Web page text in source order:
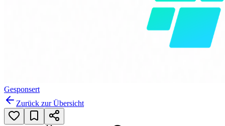
Gesponsert
Zurück zur Übersicht